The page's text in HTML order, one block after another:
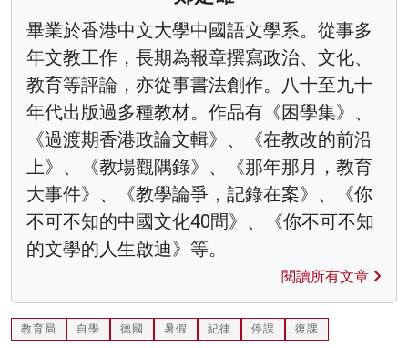
畢業於香港中文大學中國語文學系。從事多
年文教工作，長期為報章撰寫政治、文化、
教育等評論，亦從事書法創作。八十至九十
年代出版過多種教材。作品有《困學集》、
《過渡期香港政論文輯》、《在教改的前沿
上》、《教場觀隅錄》、《那年那月，教育
大事件》、《教學論爭，記錄在案》、《你
不可不知的中國文化40問》、《你不可不知
的文學的人生啟迪》等。
閱讀所有文章
教育局 自學 德國 暑假 紀律 停課 復課